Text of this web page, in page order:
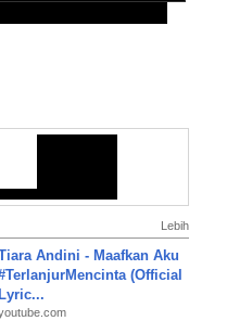
Lebih
Andini - Maafkan Aku
(Official
Lyric...